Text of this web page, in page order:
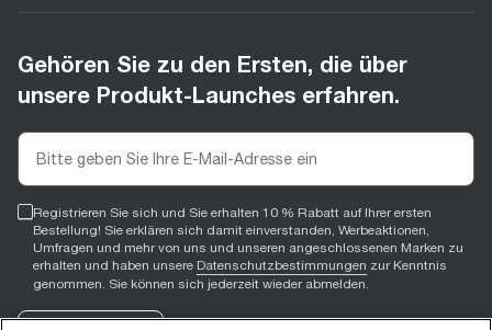
Gehören Sie zu den Ersten, die über
unsere Produkt-Launches erfahren.
Registrieren Sie sich und Sie erhalten 10 % Rabatt auf Ihrer ersten
Bestellung! Sie erklären sich damit einverstanden, Werbeaktionen,
Umfragen und mehr von uns und unseren angeschlossenen Marken zu
erhalten und haben unsere Datenschutzbestimmungen zur Kenntnis
genommen. Sie können sich jederzeit wieder abmelden.